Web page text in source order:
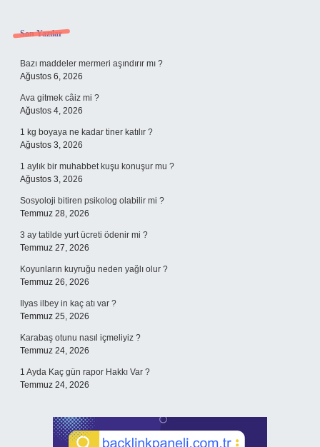
Sidebar
Son Yazılar
Bazı maddeler mermeri aşındırır mı ?
Ağustos 6, 2026
Ava gitmek câiz mi ?
Ağustos 4, 2026
1 kg boyaya ne kadar tiner katılır ?
Ağustos 3, 2026
1 aylık bir muhabbet kuşu konuşur mu ?
Ağustos 3, 2026
Sosyoloji bitiren psikolog olabilir mi ?
Temmuz 28, 2026
3 ay tatilde yurt ücreti ödenir mi ?
Temmuz 27, 2026
Koyunların kuyruğu neden yağlı olur ?
Temmuz 26, 2026
Ilyas ilbey in kaç atı var ?
Temmuz 25, 2026
Karabaş otunu nasıl içmeliyiz ?
Temmuz 24, 2026
1 Ayda Kaç gün rapor Hakkı Var ?
Temmuz 24, 2026